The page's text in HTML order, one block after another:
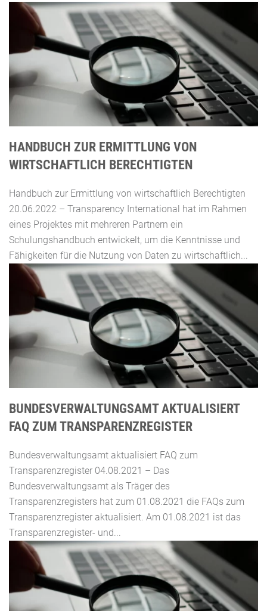
HANDBUCH ZUR ERMITTLUNG VON
WIRTSCHAFTLICH BERECHTIGTEN
Handbuch zur Ermittlung von wirtschaftlich Berechtigten
20.06.2022 – Transparency International hat im Rahmen
eines Projektes mit mehreren Partnern ein
Schulungshandbuch entwickelt, um die Kenntnisse und
Fähigkeiten für die Nutzung von Daten zu wirtschaftlich...
BUNDESVERWALTUNGSAMT AKTUALISIERT
FAQ ZUM TRANSPARENZREGISTER
Bundesverwaltungsamt aktualisiert FAQ zum
Transparenzregister 04.08.2021 – Das
Bundesverwaltungsamt als Träger des
Transparenzregisters hat zum 01.08.2021 die FAQs zum
Transparenzregister aktualisiert. Am 01.08.2021 ist das
Transparenzregister- und...